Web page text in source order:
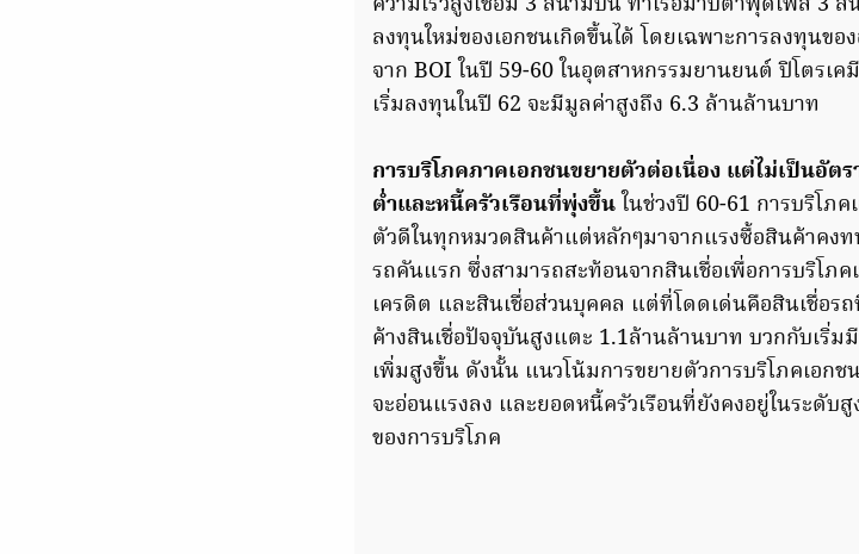
ลงทุนใหม่ของเอกชนเกิดขึ้นได้ โดยเฉพาะการลงทุนข
จาก BOI ในปี 59-60 ในอุตสาหกรรมยานยนต์ ปิโตรเ
เริ่มลงทุนในปี 62 จะมีมูลค่าสูงถึง 6.3 ล้านล้านบาท
การบริโภคภาคเอกชนขยายตัวต่อเนื่อง แต่ไม่เป็นอัตร
ต่ำและหนี้ครัวเรือนที่พุ่งขึ้นในช่วงปี 60-61 การบริโภ
ตัวดีในทุกหมวดสินค้าแต่หลักๆมาจากแรงซื้อสินค้าคง
รถคันแรก ซึ่งสามารถสะท้อนจากสินเชื่อเพื่อการบริโ
เครดิต และสินเชื่อส่วนบุคคล แต่ที่โดดเด่นคือสินเชื่อรถ
ค้างสินเชื่อปัจจุบันสูงแตะ 1.1ล้านล้านบาท บวกกับเริ่
เพิ่มสูงขึ้น ดังนั้น แนวโน้มการขยายตัวการบริโภคเอกช
จะอ่อนแรงลง และยอดหนี้ครัวเรือนที่ยังคงอยู่ในระดับ
ของการบริโภค